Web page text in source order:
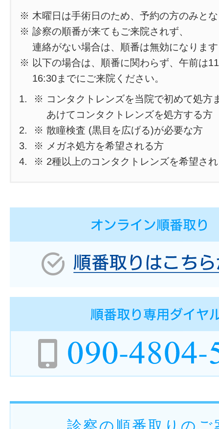
※ 木曜日は手術日のため、予約の方のみと
※ 診察の順番が来てもご来院されず、
連絡がない場合は、順番は無効になりま
※ 以下の場合は、順番に関わらず、午前は
16:30までにご来院ください。
※ コンタクトレンズを当院で初めて処方
あけてコンタクトレンズを処方する方
※ 散瞳検査 (黒目を広げる)が必要な方
※ メガネ処方を希望される方
※ 2種以上のコンタクトレンズを希望さ